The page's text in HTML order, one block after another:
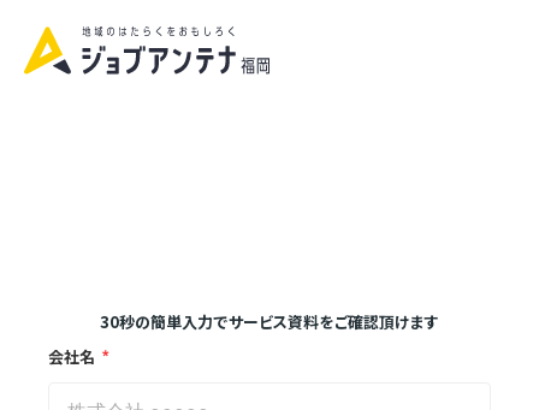
30秒の簡単入力でサービス資料をご確認頂けます
会社名 *